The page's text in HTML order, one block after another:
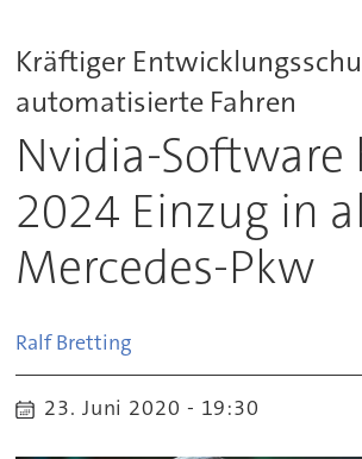
Kräftiger
automatisierte Fahren
Nvidia-Software
2024 Einzug in
Mercedes-Pkw
RalfBretting
23. Juni 2020 - 19:30